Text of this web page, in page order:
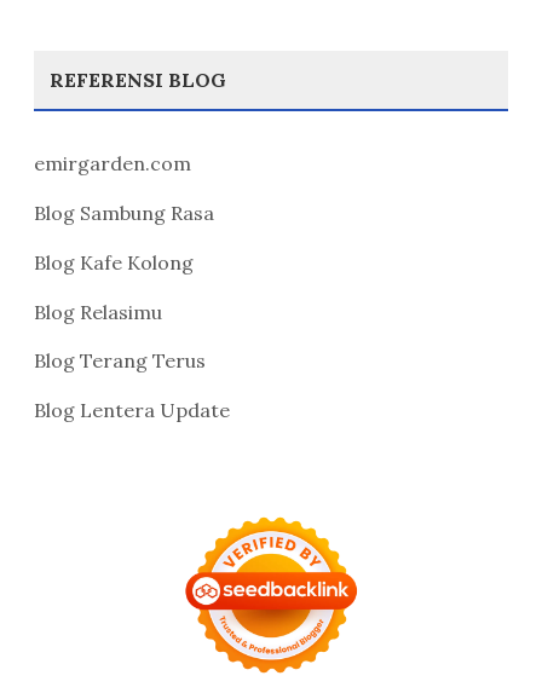
REFERENSI BLOG
emirgarden.com
Blog Sambung Rasa
Blog Kafe Kolong
Blog Relasimu
Blog Terang Terus
Blog Lentera Update